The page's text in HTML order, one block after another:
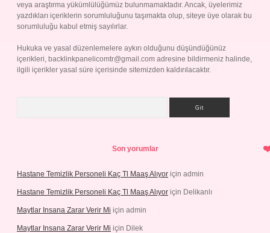
veya araştırma yükümlülüğümüz bulunmamaktadır. Ancak, üyelerimiz
yazdıkları içeriklerin sorumluluğunu taşımakta olup, siteye üye olarak bu
sorumluluğu kabul etmiş sayılırlar.
Hukuka ve yasal düzenlemelere aykırı olduğunu düşündüğünüz
içerikleri, backlinkpanelicomtr@gmail.com adresine bildirmeniz halinde,
ilgili içerikler yasal süre içerisinde sitemizden kaldırılacaktır.
Son yorumlar
Hastane Temizlik Personeli Kaç Tl Maaş Alıyor için admin
Hastane Temizlik Personeli Kaç Tl Maaş Alıyor için Delikanlı
Maytlar Insana Zarar Verir Mi için admin
Maytlar Insana Zarar Verir Mi için Dilek